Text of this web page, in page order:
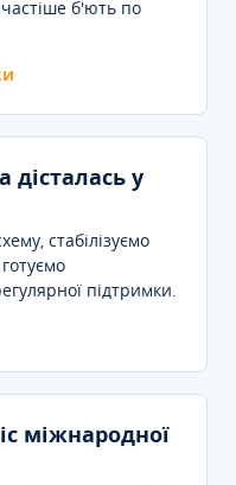
б'ють по
дісталась у
стабілізуємо
підтримки.
міжнародної